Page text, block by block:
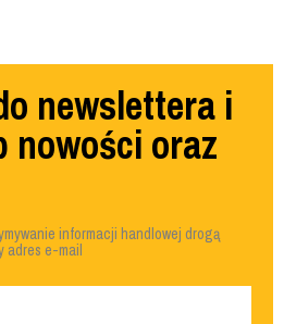
newslettera i
nowości oraz
informacji handlowej drogą
adres e-mail